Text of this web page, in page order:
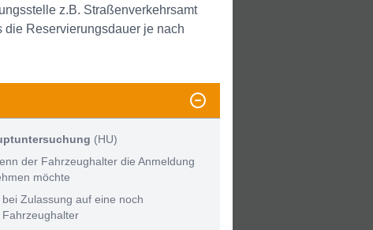
z.B. Straßenverkehrsamt
die Reservierungsdauer je nach
(HU)
der Fahrzeughalter die Anmeldung
möchte
bei Zulassung auf eine noch